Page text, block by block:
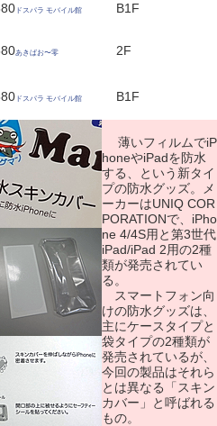
ドスパラ モバイル館
B1F
あきばお〜零 2F
ドスパラ モバイル館 B1F
薄いフィルムでiP
honeやiPadを防水
する、という新タイ
プの防水グッズ。メ
ーカーはUNIQ COR
PORATIONで、iPho
ne 4/4S用と第3世代
iPad/iPad 2用の2種
類が発売されてい
る。
スマートフォン向
けの防水グッズは、
主にケースタイプと
袋タイプの2種類が
発売されているが、
今回の製品はそれら
とは異なる「スキン
カバー」と呼ばれる
もの。